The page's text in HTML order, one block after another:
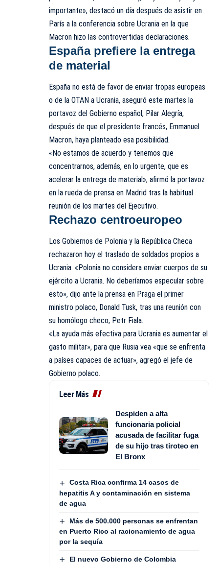
importante», destacó un día después de asistir en
París a la conferencia sobre Ucrania en la que
Macron hizo las controvertidas declaraciones.
España prefiere la entrega
de material
España no está de favor de enviar tropas europeas
o de la OTAN a Ucrania, aseguró este martes la
portavoz del Gobierno español, Pilar Alegría,
después de que el presidente francés, Emmanuel
Macron, haya planteado esa posibilidad.
«No estamos de acuerdo y tenemos que
concentrarnos, además, en lo urgente, que es
acelerar la entrega de material», afirmó la portavoz
en la rueda de prensa en Madrid tras la habitual
reunión de los martes del Ejecutivo.
Rechazo centroeuropeo
Los Gobiernos de Polonia y la República Checa
rechazaron hoy el traslado de soldados propios a
Ucrania. «Polonia no considera enviar cuerpos de su
ejército a Ucrania. No deberíamos especular sobre
esto», dijo ante la prensa en Praga el primer
ministro polaco, Donald Tusk, tras una reunión con
su homólogo checo, Petr Fiala.
«La ayuda más efectiva para Ucrania es aumentar el
gasto militar», para que Rusia vea «que se enfrenta
a países capaces de actuar», agregó el jefe de
Gobierno polaco.
Leer Más
Despiden a alta
funcionaria policial
acusada de facilitar fuga
de su hijo tras tiroteo en
El Bronx
Costa Rica confirma 14 casos de
hepatitis A y contaminación en sistema
de agua
Más de 500.000 personas se enfrentan
en Puerto Rico al racionamiento de agua
por la sequía
El nuevo Gobierno de Colombia